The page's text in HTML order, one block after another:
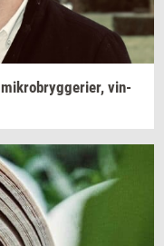
mi­kro­bryg­ge­ri­er, vin­